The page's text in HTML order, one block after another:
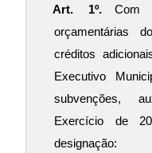
Art. 1º. Com
orçamentárias
créditos
Executivo
subvenções,
Exercício de
designação: